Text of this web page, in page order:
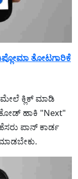
ತೋಟಗಾರಿಕೆ
ಕ್ಲಿಕ್ ಮಾಡಿ
ಕೋಡ್ ಹಾಕಿ "Next"
ಪಾನ್ ಕಾರ್ಡ